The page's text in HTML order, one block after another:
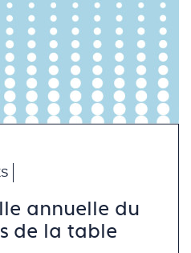
annuelle du
de la table